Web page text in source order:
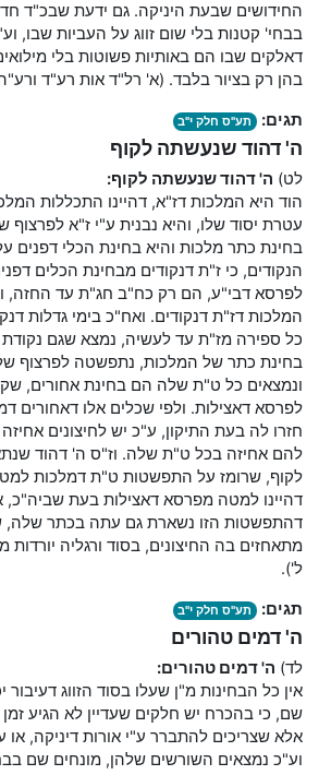
החידושים שבעת היניקה. גם ידעת שבכ"ד
בבחי' קטנות בלי שום זווג על העביות שבו,
דאלקים שבו הם באותיות פשוטות בלי
בהן רק בציור בלבד. (א' רל"ד אות רע"ד
תגים: תע"ס חלק י"ב
ה' דהוד שנעשתה לקוף
לט) ה' דהוד שנעשתה לקוף:
הוד היא המלכות דז"א, דהיינו התכללות
עטרת יסוד שלו, והיא נבנית ע"י ז"א לפרצוף
בחינת כתר מלכות והיא בחינת הכלי דפנים
הנקודים, כי ז"ת דנקודים מבחינת הכלים
לפרסא דבי"ע, הם רק כח"ב חג"ת עד החזה,
המלכות דז"ת דנקודים. ואח"כ בימי גדלות
כל ספירה מז"ת עד לעשיה, נמצא שגם
בחינת כתר של המלכות, נתפשטה לפרצוף
ונמצאים כל ט"ת שלה הם בחינת אחורים,
לפרסא דאצילות. ולפי שכלים אלו דאחורים
חזרו לה בעת התיקון, ע"כ יש לחיצונים
להם אחיזה בכל ט"ת שלה. וז"ס ה' דהוד
לקוף, שרומז על התפשטות ט"ת דמלכות
דהיינו למטה מפרסא דאצילות בעת
דהתפשטות הזו נשארת גם עתה בכתר שלה,
מתאחזים בה החיצונים, בסוד ורגליה יורדות
ל').
תגים: תע"ס חלק י"ב
ה' דמים טהורים
לד) ה' דמים טהורים:
אין כל הבחינות מ"ן שעלו בסוד הזווג דעיבור
שם, כי בהכרח יש חלקים שעדיין לא הגיע
אלא שצריכים להתברר ע"י אורות דיניקה, או
וע"כ נמצאים השורשים שלהן, מונחים שם